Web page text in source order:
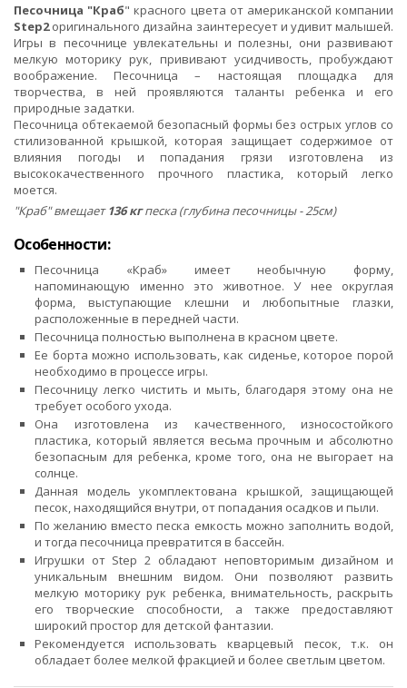
Песочница "Краб" красного цвета от американской компании
Step2оригинального дизайна заинтересует и удивит малышей.
Игры в песочнице увлекательны и полезны, они развивают
мелкую моторику рук, прививают усидчивость, пробуждают
воображение. Песочница – настоящая площадка для
творчества, в ней проявляются таланты ребенка и его
природные задатки.
Песочница обтекаемой безопасный формы без острых углов со
стилизованной крышкой, которая защищает содержимое от
влияния погоды и попадания грязи изготовлена из
высококачественного прочного пластика, который легко
моется.
"Краб" вмещает136 кгпеска (глубина песочницы - 25см)
Особенности:
Песочница «Краб» имеет необычную форму,
напоминающую именно это животное. У нее округлая
форма, выступающие клешни и любопытные глазки,
расположенные в передней части.
Песочница полностью выполнена в красном цвете.
Ее борта можно использовать, как сиденье, которое порой
необходимо в процессе игры.
Песочницу легко чистить и мыть, благодаря этому она не
требует особого ухода.
Она изготовлена из качественного, износостойкого
пластика, который является весьма прочным и абсолютно
безопасным для ребенка, кроме того, она не выгорает на
солнце.
Данная модель укомплектована крышкой, защищающей
песок, находящийся внутри, от попадания осадков и пыли.
По желанию вместо песка емкость можно заполнить водой,
и тогда песочница превратится в бассейн.
Игрушки от Step 2 обладают неповторимым дизайном и
уникальным внешним видом. Они позволяют развить
мелкую моторику рук ребенка, внимательность, раскрыть
его творческие способности, а также предоставляют
широкий простор для детской фантазии.
Рекомендуется использовать кварцевый песок, т.к. он
обладает более мелкой фракцией и более светлым цветом.